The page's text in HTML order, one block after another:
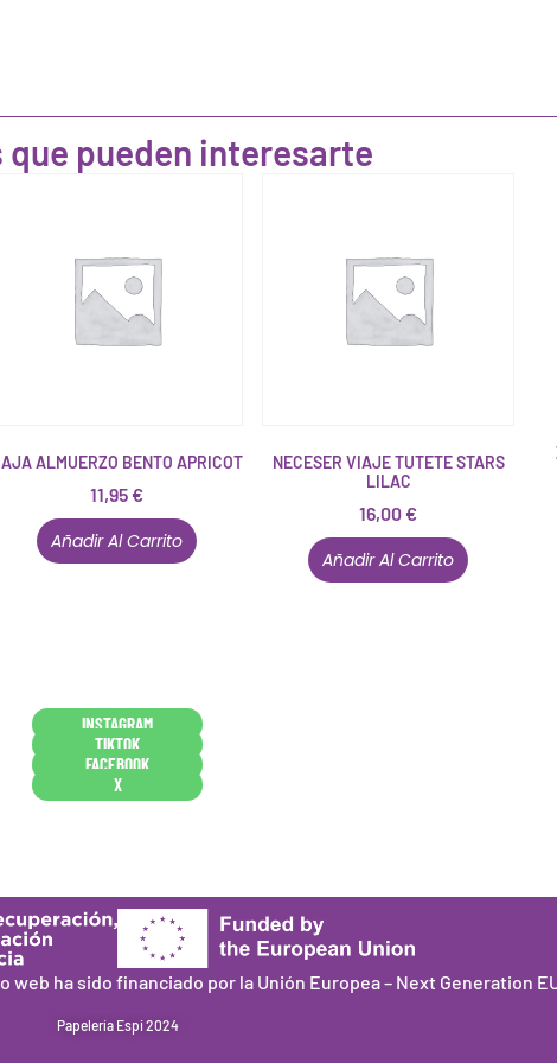
pueden interesarte
ALMUERZO BENTO APRICOT
11,95 €
Añadir Al Carrito
NECESER VIAJE TUTETE STARS
LILAC
16,00 €
Añadir Al Carrito
INSTAGRAM
TIKTOK
FACEBOOK
X
ha sido financiado por la Unión Europea – Next Generation
Papelería Espi 2024